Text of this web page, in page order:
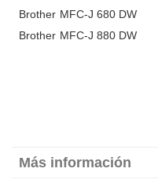
Brother MFC-J 680 DW
Brother MFC-J 880 DW
Más información